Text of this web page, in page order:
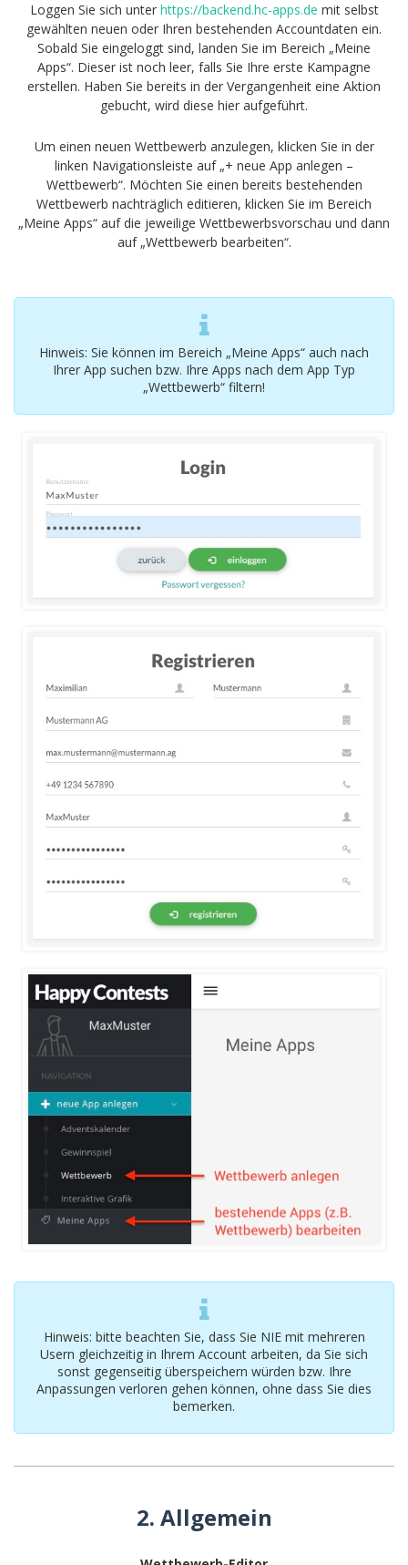
Loggen Sie sich unter https://backend.hc-apps.de mit selbst
gewählten neuen oder Ihren bestehenden Accountdaten ein.
Sobald Sie eingeloggt sind, landen Sie im Bereich „Meine
Apps“. Dieser ist noch leer, falls Sie Ihre erste Kampagne
erstellen. Haben Sie bereits in der Vergangenheit eine Aktion
gebucht, wird diese hier aufgeführt.
Um einen neuen Wettbewerb anzulegen, klicken Sie in der
linken Navigationsleiste auf „+ neue App anlegen –
Wettbewerb“. Möchten Sie einen bereits bestehenden
Wettbewerb nachträglich editieren, klicken Sie im Bereich
„Meine Apps“ auf die jeweilige Wettbewerbsvorschau und dann
auf „Wettbewerb bearbeiten“.
Hinweis: Sie können im Bereich „Meine Apps“ auch nach
Ihrer App suchen bzw. Ihre Apps nach dem App Typ
„Wettbewerb“ filtern!
Hinweis: bitte beachten Sie, dass Sie NIE mit mehreren
Usern gleichzeitig in Ihrem Account arbeiten, da Sie sich
sonst gegenseitig überspeichern würden bzw. Ihre
Anpassungen verloren gehen können, ohne dass Sie dies
bemerken.
2. Allgemein